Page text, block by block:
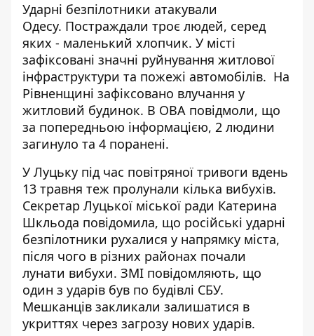
Ударні безпілотники атакували
Одесу. Постраждали троє людей, серед
яких - маленький хлопчик. У місті
зафіксовані значні руйнування житлової
інфраструктури та пожежі автомобілів. На
Рівненщині зафіксовано влучання у
житловий будинок. В ОВА повідмоли, що
за попередньою інформацією, 2 людини
загинуло та 4 поранені.
У Луцьку під час повітряної тривоги вдень
13 травня теж пролунали кілька вибухів.
Секретар Луцької міської ради Катерина
Шкльода повідомила, що російські ударні
безпілотники рухалися у напрямку міста,
після чого в різних районах почали
лунати вибухи. ЗМІ повідомляють, що
один з ударів був по будівлі СБУ.
Мешканців закликали залишатися в
укриттях через загрозу нових ударів.